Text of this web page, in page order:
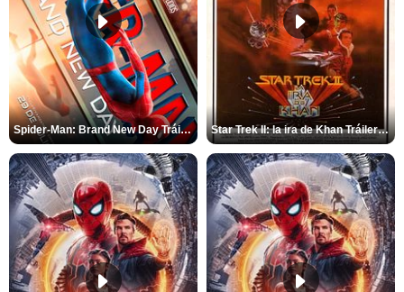
Spider-Man: Brand New Day Tráiler (3) Star Trek II: la ira de Khan Tráiler VO